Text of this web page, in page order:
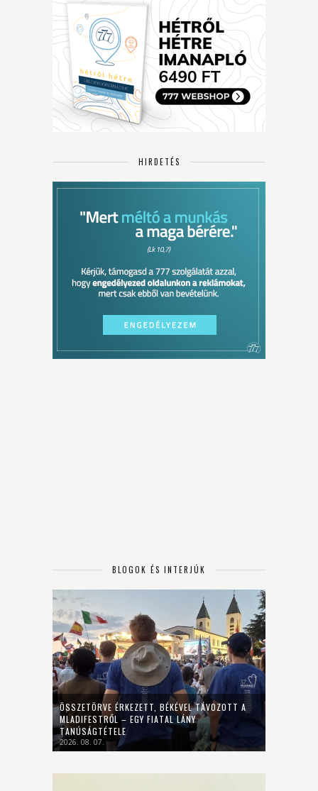
HIRDETÉS
BLOGOK ÉS INTERJÚK
ÖSSZETÖRVE ÉRKEZETT, BÉKÉVEL TÁVOZOTT A
MLADIFESTRŐL – EGY FIATAL LÁNY
TANÚSÁGTÉTELE
2026. 08. 07.